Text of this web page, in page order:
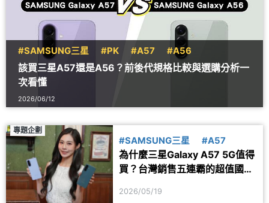
#SAMSUNG三星 #PK #A57 #A56
該買三星A57還是A56？前後代規格比較與選購分析一
次看懂
2026/06/12
專題企劃
#SAMSUNG三星 #A57
為什麼三星Galaxy A57 5G值得
買？台灣銷售五連霸的超值國民
2026/05/19